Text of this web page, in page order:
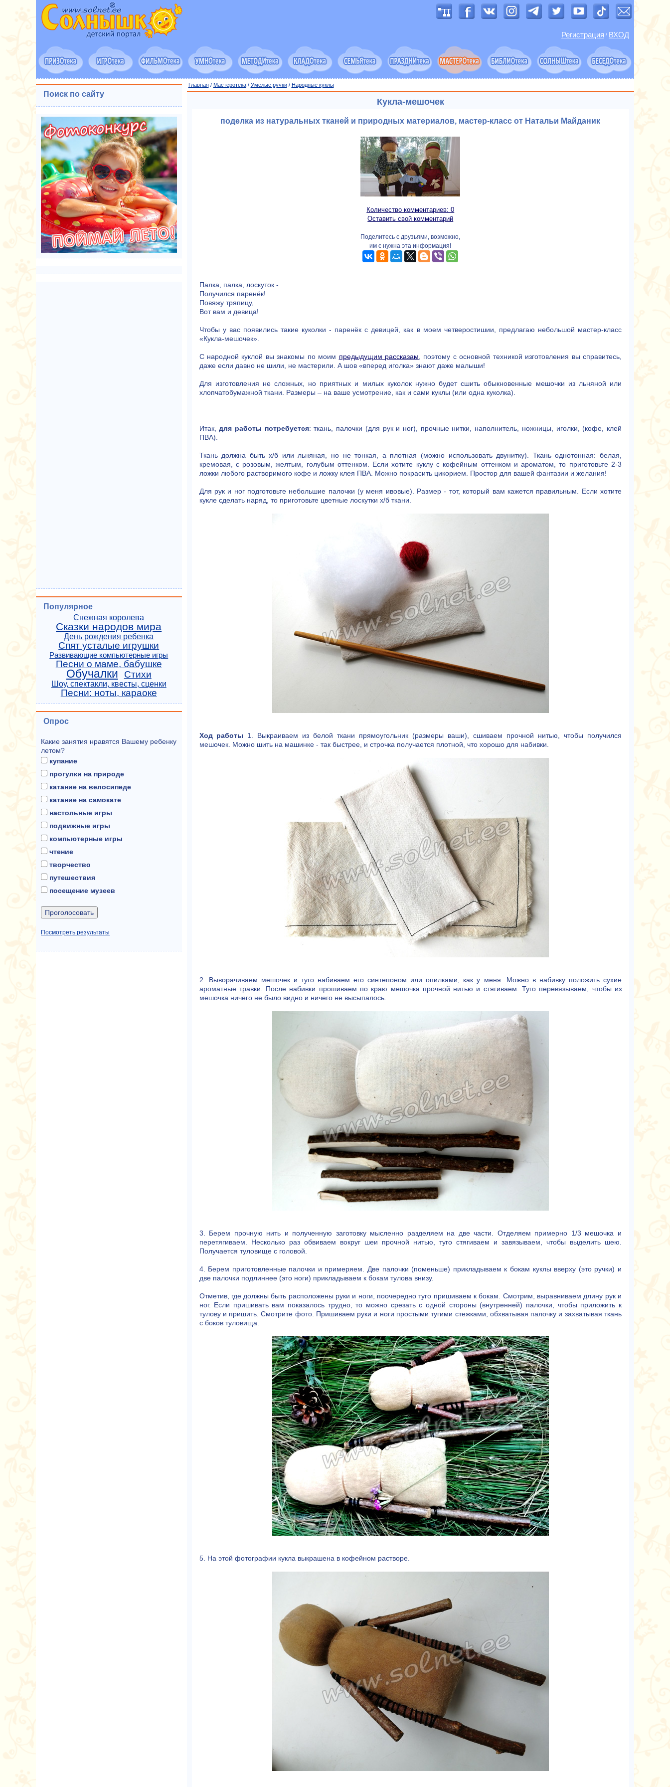
Регистрация / ВХОД
Главная/ Мастеротека/ Умелые ручки/ Народные куклы
Кукла-мешочек
поделка из натуральных тканей и природных материалов, мастер-класс от Натальи Майданик
Количество комментариев: 0
Оставить свой комментарий
Поделитесь с друзьями, возможно,
им с нужна эта информация!
Палка, палка, лоскуток -
Получился паренёк!
Повяжу тряпицу,
Вот вам и девица!
Чтобы у вас появились такие куколки - паренёк с девицей, как в моем четверостишии, предлагаю небольшой мастер-класс
«Кукла-мешочек».
С народной куклой вы знакомы по моим предыдущим рассказам , поэтому с основной техникой изготовления вы справитесь,
даже если давно не шили, не мастерили. А шов «вперед иголка» знают даже малыши!
Для изготовления не сложных, но приятных и милых куколок нужно будет сшить обыкновенные мешочки из льняной или
хлопчатобумажной ткани. Размеры – на ваше усмотрение, как и сами куклы (или одна куколка).
Итак,для работы потребуется: ткань, палочки (для рук и ног), прочные нитки, наполнитель, ножницы, иголки, (кофе, клей
ПВА).
Ткань должна быть х/б или льняная, но не тонкая, а плотная (можно использовать двунитку). Ткань однотонная: белая,
кремовая, с розовым, желтым, голубым оттенком. Если хотите куклу с кофейным оттенком и ароматом, то приготовьте 2-3
ложки любого растворимого кофе и ложку клея ПВА. Можно покрасить цикорием. Простор для вашей фантазии и желания!
Для рук и ног подготовьте небольшие палочки (у меня ивовые). Размер - тот, который вам кажется правильным. Если хотите
кукле сделать наряд, то приготовьте цветные лоскутки х/б ткани.
Ход работы 1. Выкраиваем из белой ткани прямоугольник (размеры ваши), сшиваем прочной нитью, чтобы получился
мешочек. Можно шить на машинке - так быстрее, и строчка получается плотной, что хорошо для набивки.
2. Выворачиваем мешочек и туго набиваем его синтепоном или опилками, как у меня. Можно в набивку положить сухие
ароматные травки. После набивки прошиваем по краю мешочка прочной нитью и стягиваем. Туго перевязываем, чтобы из
мешочка ничего не было видно и ничего не высыпалось.
3. Берем прочную нить и полученную заготовку мысленно разделяем на две части. Отделяем примерно 1/3 мешочка и
перетягиваем. Несколько раз обвиваем вокруг шеи прочной нитью, туго стягиваем и завязываем, чтобы выделить шею.
Получается туловище с головой.
4. Берем приготовленные палочки и примеряем. Две палочки (поменьше) прикладываем к бокам куклы вверху (это ручки) и
две палочки подлиннее (это ноги) прикладываем к бокам тулова внизу.
Отметив, где должны быть расположены руки и ноги, поочередно туго пришиваем к бокам. Смотрим, выравниваем длину рук и
ног. Если пришивать вам показалось трудно, то можно срезать с одной стороны (внутренней) палочки, чтобы приложить к
тулову и пришить. Смотрите фото. Пришиваем руки и ноги простыми тугими стежками, обхватывая палочку и захватывая ткань
с боков туловища.
5. На этой фотографии кукла выкрашена в кофейном растворе.
Поиск по сайту
Популярное
Снежная королева
Сказки народов мира
День рождения ребенка
Спят усталые игрушки
Развивающие компьютерные игры
Песни о маме, бабушке
Обучалки Стихи
Шоу, спектакли, квесты, сценки
Песни: ноты, караоке
Опрос
Какие занятия нравятся Вашему ребенку
летом?
купание
прогулки на природе
катание на велосипеде
катание на самокате
настольные игры
подвижные игры
компьютерные игры
чтение
творчество
путешествия
посещение музеев
Посмотреть результаты